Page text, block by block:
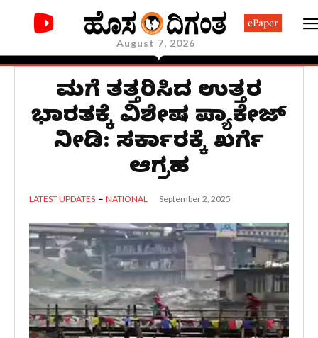
August 7, 2026
ePaper
ಮಳೆಗೆ ತತ್ತರಿಸಿದ ಉತ್ತರ
ಭಾರತಕ್ಕೆ ವಿಶೇಷ ಪ್ಯಾಕೇಜ್‌
ನೀಡಿ: ಸರ್ಕಾರಕ್ಕೆ ಖರ್ಗೆ
ಆಗ್ರಹ
LATEST UPDATES NATIONAL September 2, 2025